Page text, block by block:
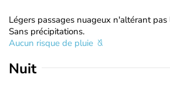
Légers passages nuageux n'altérant
Sans précipitations.
Aucun risque de pluie
Nuit